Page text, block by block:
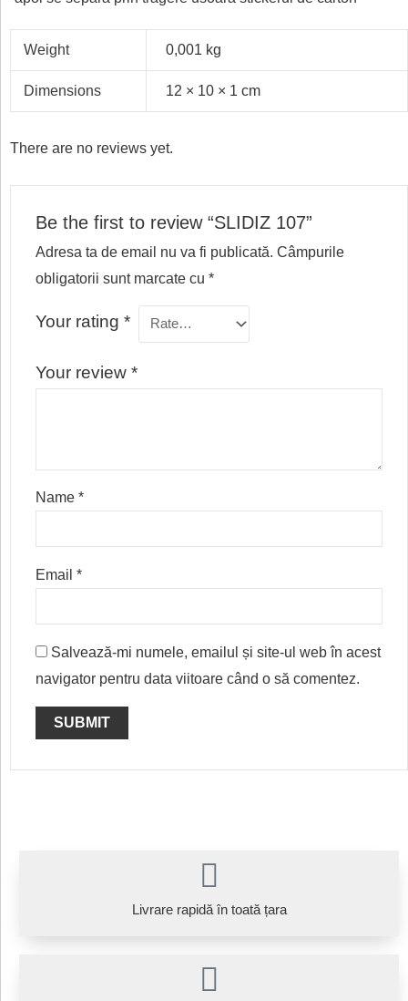
Weight 0,001 kg
Dimensions 12 × 10 × 1 cm
There are no reviews yet.
Be the first to review “SLIDIZ 107”
Adresa ta de email nu va fi publicată. Câmpurile
obligatorii sunt marcate cu *
Your rating *
Your review *
Name *
Email *
Salvează-mi numele, emailul și site-ul web în acest
navigator pentru data viitoare când o să comentez.
Livrare rapidă în toată țara